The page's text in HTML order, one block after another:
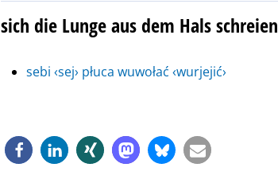
sich die Lunge aus dem Hals schreien
sebi ‹sej› płuca wuwołać ‹wurjejić›